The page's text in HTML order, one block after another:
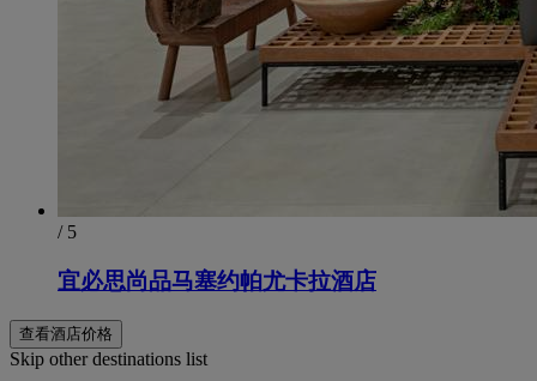
/ 5
宜必思尚品马塞约帕尤卡拉酒店
查看酒店价格
Skip other destinations list